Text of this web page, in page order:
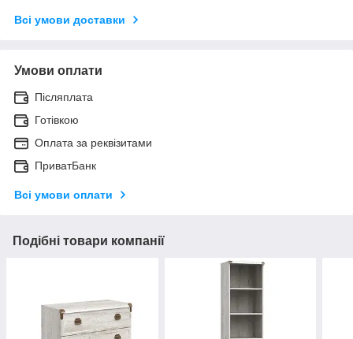
Всі умови доставки
Умови оплати
Післяплата
Готівкою
Оплата за реквізитами
ПриватБанк
Всі умови оплати
Подібні товари компанії